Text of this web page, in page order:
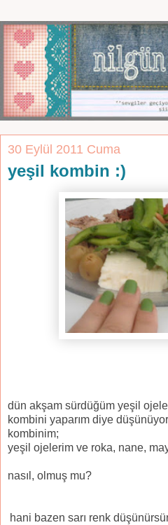
30 Eylül 2011 Cuma
yeşil kombin :)
dün akşam sürdüğüm yeşil
kombini yaparım diye
kombinim;
yeşil ojelerim ve roka, nane,
nasıl, olmuş mu?
hani bazen sarı renk